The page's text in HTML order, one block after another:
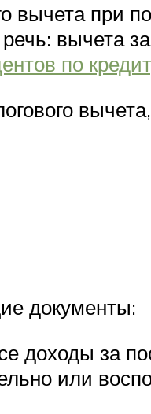
вычета при
вычета
по
документы:
доходы за
или